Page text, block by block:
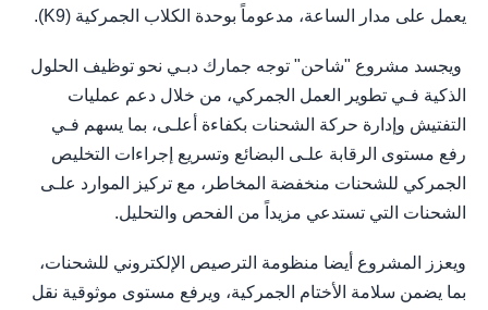
يعمل على مدار الساعة، مدعوماً بوحدة الكلاب الجمركية (K9).
ويجسد مشروع "شاحن" توجه جمارك دبـي نحو توظيف الحلول
الذكية فـي تطوير العمل الجمركي، من خلال دعم عمليات
التفتيش وإدارة حركة الشحنات بكفاءة أعلـى، بما يسهم فـي
رفع مستوى الرقابة علـى البضائع وتسريع إجراءات التخليص
الجمركي للشحنات منخفضة المخاطر، مع تركيز الموارد علـى
الشحنات التي تستدعي مزيداً من الفحص والتحليل.
ويعزز المشروع أيضا منظومة الترصيص الإلكتروني للشحنات،
بما يضمن سلامة الأختام الجمركية، ويرفع مستوى موثوقية نقل